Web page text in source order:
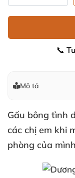
📞
Mô tả
Gấu bông tình
các chị em khi
phòng của mình